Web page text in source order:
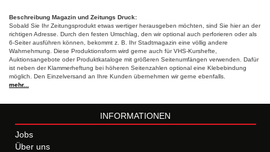
Beschreibung Magazin und Zeitungs Druck:
Sobald Sie Ihr Zeitungsprodukt etwas wertiger herausgeben möchten, sind Sie hier an der
richtigen Adresse. Durch den festen Umschlag, den wir optional auch perforieren oder als
6-Seiter ausführen können, bekommt z. B. Ihr Stadtmagazin eine völlig andere
Wahrnehmung. Diese Produktionsform wird gerne auch für VHS-Kurshefte,
Auktionsangebote oder Produktkataloge mit größeren Seitenumfängen verwenden. Dafür
ist neben der Klammerheftung bei höheren Seitenzahlen optional eine Klebebindung
möglich. Den Einzelversand an Ihre Kunden übernehmen wir gerne ebenfalls.
mehr...
INFORMATIONEN
Jobs
Über uns